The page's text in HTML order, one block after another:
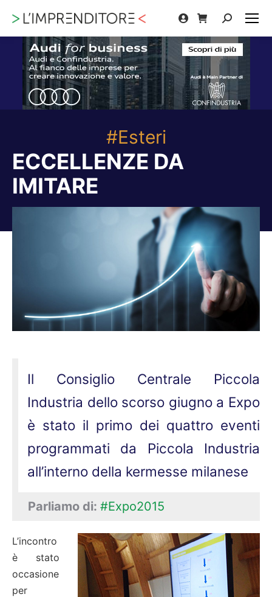
Cerca:
#Esteri
ECCELLENZE DA
IMITARE
Tu sei qui:
Il Consiglio Centrale Piccola
Industria dello scorso giugno a Expo
è stato il primo dei quattro eventi
programmati da Piccola Industria
all’interno della kermesse milanese
Parliamo di: #Expo2015
L’incontro
è stato
occasione
per